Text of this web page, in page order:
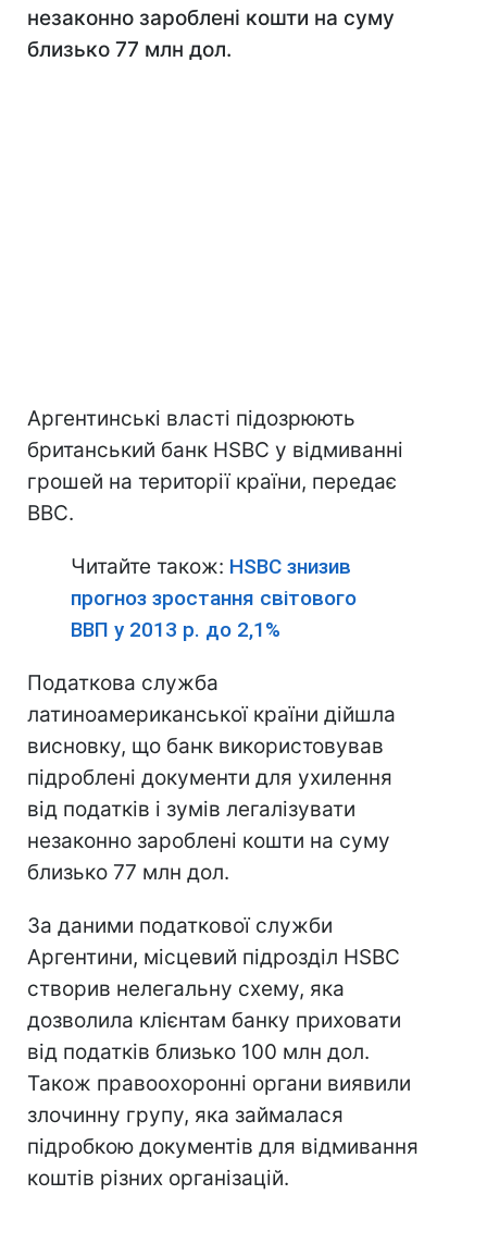
незаконно зароблені кошти на суму
близько 77 млн ​​дол.
Аргентинські власті підозрюють
британський банк HSBC у відмиванні
грошей на території країни, передає
ВВС.
Читайте також: HSBC знизив
прогноз зростання світового
ВВП у 2013 р. до 2,1%
Податкова служба
латиноамериканської країни дійшла
висновку, що банк використовував
підроблені документи для ухилення
від податків і зумів легалізувати
незаконно зароблені кошти на суму
близько 77 млн ​​дол.
За даними податкової служби
Аргентини, місцевий підрозділ HSBC
створив нелегальну схему, яка
дозволила клієнтам банку приховати
від податків близько 100 млн дол.
Також правоохоронні органи виявили
злочинну групу, яка займалася
підробкою документів для відмивання
коштів різних організацій.